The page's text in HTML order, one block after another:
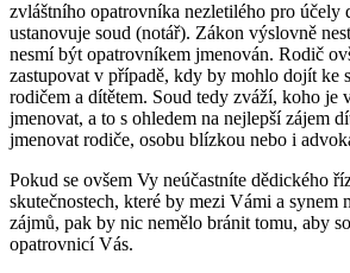
zvláštního opatrovníka nezletilého pro účely
ustanovuje soud (notář). Zákon výslovně
nesmí být opatrovníkem jmenován. Rodič
zastupovat v případě, kdy by mohlo dojít ke
rodičem a dítětem. Soud tedy zváží, koho je
jmenovat, a to s ohledem na nejlepší zájem
jmenovat rodiče, osobu blízkou nebo i
Pokud se ovšem Vy neúčastníte dědického
skutečnostech, které by mezi Vámi a synem
zájmů, pak by nic nemělo bránit tomu, aby
opatrovnicí Vás.